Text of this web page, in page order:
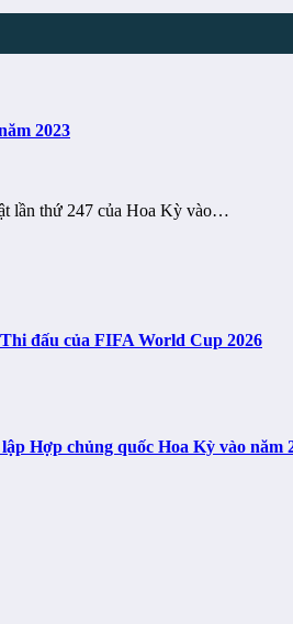
2023
lần thứ 247 của Hoa Kỳ vào…
đấu của FIFA World Cup 2026
Hợp chủng quốc Hoa Kỳ vào năm